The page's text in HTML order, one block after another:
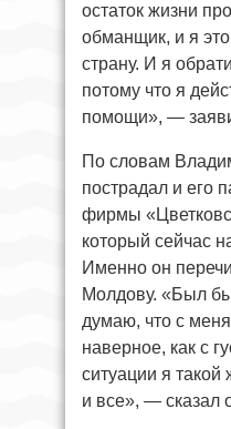
остаток жизни
обманщик, и я
страну. И я
потому что я
помощи», —
По словам
пострадал и его
фирмы
который сейчас
Именно он
Молдову. «Был
думаю, что с
наверное, как с
ситуации я
и все», — сказал